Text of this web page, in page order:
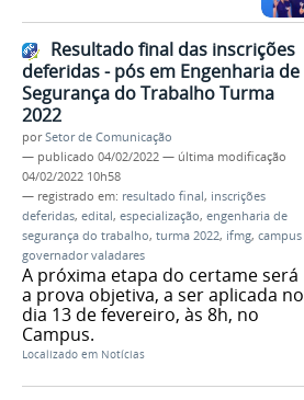
Resultado final das inscrições
deferidas - pós em Engenharia de
Segurança do Trabalho Turma
2022
porSetor de Comunicação
— publicado 04/02/2022 — última modificação
04/02/2022 10h58
— registrado em: resultado final, inscrições
deferidas, edital, especialização, engenharia de
segurança do trabalho, turma 2022, ifmg, campus
governador valadares
A próxima etapa do certame será
a prova objetiva, a ser aplicada no
dia 13 de fevereiro, às 8h, no
Campus.
Localizado em Notícias